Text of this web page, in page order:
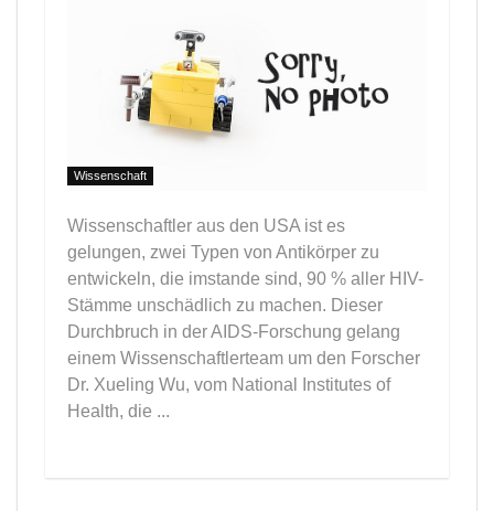
Wissenschaft
Wissenschaftler aus den USA ist es
gelungen, zwei Typen von Antikörper zu
entwickeln, die imstande sind, 90 % aller HIV-
Stämme unschädlich zu machen. Dieser
Durchbruch in der AIDS-Forschung gelang
einem Wissenschaftlerteam um den Forscher
Dr. Xueling Wu, vom National Institutes of
Health, die ...